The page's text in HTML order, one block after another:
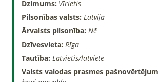
Dzimums: Vīrietis
Pilsonības valsts: Latvija
Ārvalsts pilsonība: Nē
Dzīvesvieta: Rīga
Tautība: Latvietis/latviete
Valsts valodas prasmes